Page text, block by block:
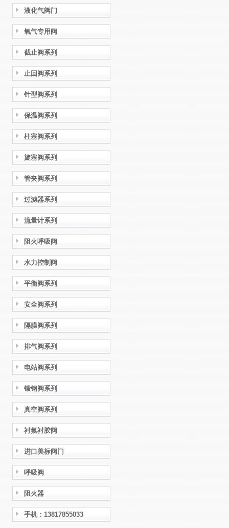
液化气阀门
氧气专用阀
截止阀系列
止回阀系列
针型阀系列
保温阀系列
柱塞阀系列
旋塞阀系列
管夹阀系列
过滤器系列
流量计系列
阻火呼吸阀
水力控制阀
平衡阀系列
安全阀系列
隔膜阀系列
排气阀系列
电站阀系列
锻钢阀系列
真空阀系列
衬氟衬胶阀
进口美标阀门
呼吸阀
阻火器
手机：13817855033